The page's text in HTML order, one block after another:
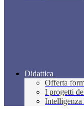
Didattica
Offerta
I progetti